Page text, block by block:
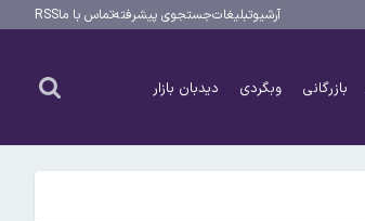
آرشیوتبلیغاتجستجوی پیشرفتهتماس با ماRSS
بازرگانی وبگردی دیدبان بازار